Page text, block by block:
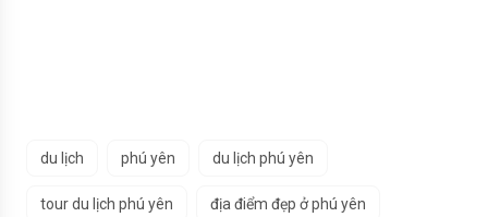
du lịch phú yên du lịch phú yên
tour du lịch phú yên địa điểm đẹp ở phú yên